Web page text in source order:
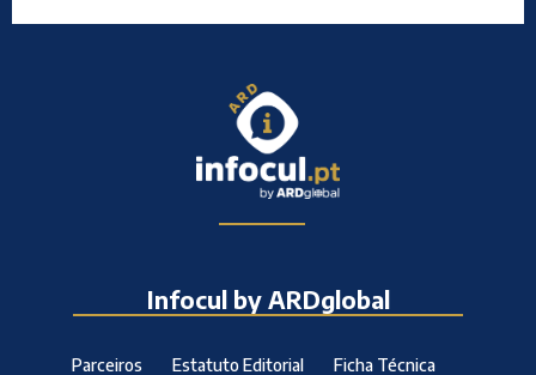
Infocul by ARDglobal
Parceiros Estatuto Editorial Ficha Técnica